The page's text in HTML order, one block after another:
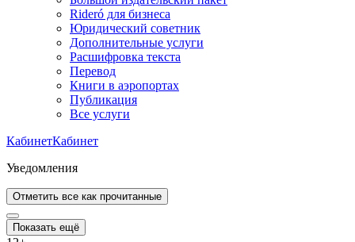
Rideró для бизнеса
Юридический советник
Дополнительные услуги
Расшифровка текста
Перевод
Книги в аэропортах
Публикация
Все услуги
КабинетКабинет
Уведомления
Отметить все как прочитанные
Показать ещё